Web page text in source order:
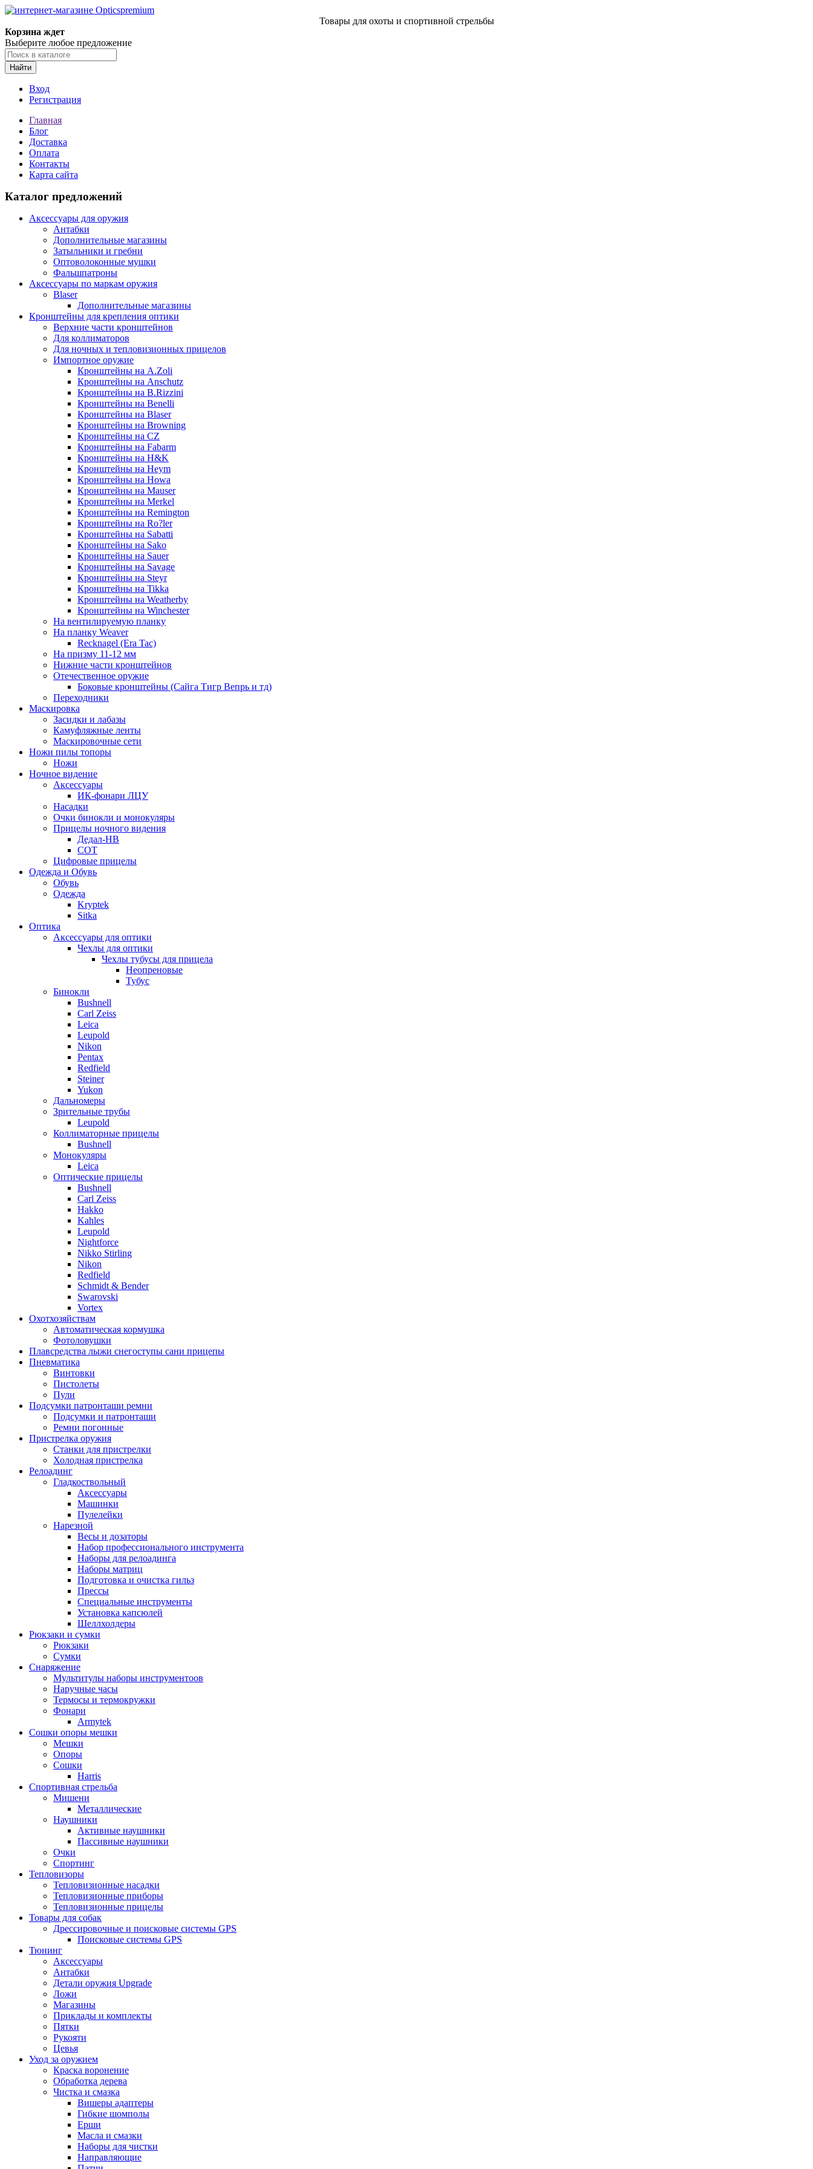
Товары для охоты и спортивной стрельбы
Корзина ждет
Выберите любое предложение
Найти
Вход
Регистрация
Главная
Блог
Доставка
Оплата
Контакты
Карта сайта
Каталог предложений
Аксессуары для оружия
Антабки
Дополнительные магазины
Затыльники и гребни
Оптоволоконные мушки
Фальшпатроны
Аксессуары по маркам оружия
Blaser
Дополнительные магазины
Кронштейны для крепления оптики
Верхние части кронштейнов
Для коллиматоров
Для ночных и тепловизионных прицелов
Импортное оружие
Кронштейны на A.Zoli
Кронштейны на Anschutz
Кронштейны на B.Rizzini
Кронштейны на Benelli
Кронштейны на Blaser
Кронштейны на Browning
Кронштейны на CZ
Кронштейны на Fabarm
Кронштейны на H&K
Кронштейны на Heym
Кронштейны на Howa
Кронштейны на Mauser
Кронштейны на Merkel
Кронштейны на Remington
Кронштейны на Ro?ler
Кронштейны на Sabatti
Кронштейны на Sako
Кронштейны на Sauer
Кронштейны на Savage
Кронштейны на Steyr
Кронштейны на Tikka
Кронштейны на Weatherby
Кронштейны на Winchester
На вентилируемую планку
На планку Weaver
Recknagel (Era Tac)
На призму 11-12 мм
Нижние части кронштейнов
Отечественное оружие
Боковые кронштейны (Сайга Тигр Вепрь и тд)
Переходники
Маскировка
Засидки и лабазы
Камуфляжные ленты
Маскировочные сети
Ножи пилы топоры
Ножи
Ночное видение
Аксессуары
ИК-фонари ЛЦУ
Насадки
Очки бинокли и монокуляры
Прицелы ночного видения
Дедал-НВ
СОТ
Цифровые прицелы
Одежда и Обувь
Обувь
Одежда
Kryptek
Sitka
Оптика
Аксессуары для оптики
Чехлы для оптики
Чехлы тубусы для прицела
Неопреновые
Тубус
Бинокли
Bushnell
Carl Zeiss
Leica
Leupold
Nikon
Pentax
Redfield
Steiner
Yukon
Дальномеры
Зрительные трубы
Leupold
Коллиматорные прицелы
Bushnell
Монокуляры
Leica
Оптические прицелы
Bushnell
Carl Zeiss
Hakko
Kahles
Leupold
Nightforce
Nikko Stirling
Nikon
Redfield
Schmidt & Bender
Swarovski
Vortex
Охотхозяйствам
Автоматическая кормушка
Фотоловушки
Плавсредства лыжи снегоступы сани прицепы
Пневматика
Винтовки
Пистолеты
Пули
Подсумки патронташи ремни
Подсумки и патронташи
Ремни погонные
Пристрелка оружия
Станки для пристрелки
Холодная пристрелка
Релоадинг
Гладкоствольный
Аксессуары
Машинки
Пулелейки
Нарезной
Весы и дозаторы
Набор профессионального инструмента
Наборы для релоадинга
Наборы матриц
Подготовка и очистка гильз
Прессы
Специальные инструменты
Установка капсюлей
Шеллхолдеры
Рюкзаки и сумки
Рюкзаки
Сумки
Снаряжение
Мультитулы наборы инструментоов
Наручные часы
Термосы и термокружки
Фонари
Armytek
Сошки опоры мешки
Мешки
Опоры
Сошки
Harris
Спортивная стрельба
Мишени
Металлические
Наушники
Активные наушники
Пассивные наушники
Очки
Спортинг
Тепловизоры
Тепловизионные насадки
Тепловизионные приборы
Тепловизионные прицелы
Товары для собак
Дрессировочные и поисковые системы GPS
Поисковые системы GPS
Тюнинг
Аксессуары
Антабки
Детали оружия Upgrade
Ложи
Магазины
Приклады и комплекты
Пятки
Рукояти
Цевья
Уход за оружием
Краска воронение
Обработка дерева
Чистка и смазка
Вишеры адаптеры
Гибкие шомполы
Ерши
Масла и смазки
Наборы для чистки
Направляющие